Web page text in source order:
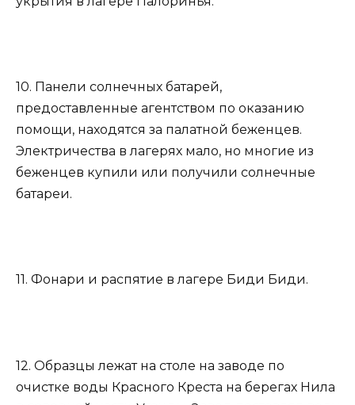
10. Панели солнечных батарей,
предоставленные агентством по оказанию
помощи, находятся за палатной беженцев.
Электричества в лагерях мало, но многие из
беженцев купили или получили солнечные
батареи.
11. Фонари и распятие в лагере Биди Биди.
12. Образцы лежат на столе на заводе по
очистке воды Красного Креста на берегах Нила